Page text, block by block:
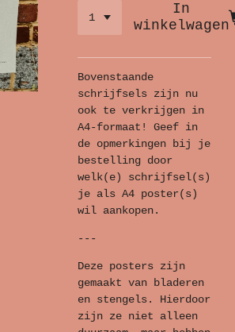
In
winkelwagen
Bovenstaande
schrijfsels zijn nu
ook te verkrijgen in
A4-formaat! Geef in
de opmerkingen bij je
bestelling door
welk(e) schrijfsel(s)
je als A4 poster(s)
wil aankopen.
---
Deze posters zijn
gemaakt van bladeren
en stengels. Hierdoor
zijn ze niet alleen